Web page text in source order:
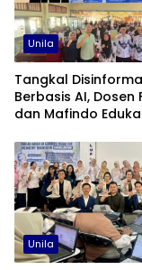
Unila
Tangkal
Berbasis AI, Dosen
dan Mafindo
Unila